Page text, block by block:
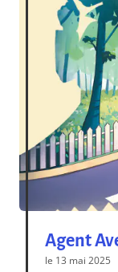
Agent
le 13 mai 2025